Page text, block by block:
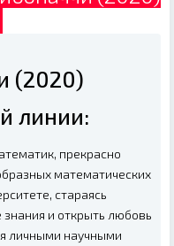
(2020)
линии:
прекрасно
математических
стараясь
и открыть любовь
личными научными